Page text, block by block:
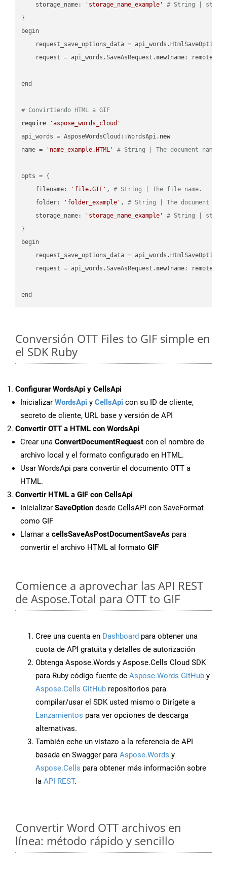
    storage_name:
'storage_name_example'
# String |
}
begin
request_save_options_data =
    request = api_words.SaveAsRequest.
new(name:
end
# Convirtiendo HTML a GIF
require
'aspose_words_cloud'
api_words = AsposeWordsCloud::WordsApi. new
name =
'name_example.HTML' # String | The document name.
opts = {
    filename:
'file.GIF' , # String | The file name.
    folder:
'folder_example' , # String | The document
    storage_name:
'storage_name_example'
# String |
}
begin
request_save_options_data =
    request = api_words.SaveAsRequest.
new(name:
Conversión OTT Files to GIF simple en
el SDK Ruby
Configurar WordsApi y CellsApi
Inicializar WordsApi y CellsApi con su ID de cliente,
secreto de cliente, URL base y versión de API
Convertir OTT a HTML con WordsApi
Crear una ConvertDocumentRequest con el nombre de
archivo local y el formato configurado en HTML.
Usar WordsApi para convertir el documento OTT a
HTML.
Convertir HTML a GIF con CellsApi
Inicializar SaveOption desde CellsAPI con SaveFormat
como GIF
Llamar a cellsSaveAsPostDocumentSaveAs para
convertir el archivo HTML al formato GIF
Comience a aprovechar las API REST
de Aspose.Total para OTT to GIF
Cree una cuenta en Dashboard para obtener una
cuota de API gratuita y detalles de autorización
Obtenga Aspose.Words y Aspose.Cells Cloud SDK
para Ruby código fuente de Aspose.Words GitHub y
Aspose.Cells GitHub repositorios para
compilar/usar el SDK usted mismo o Dirígete a
Lanzamientos para ver opciones de descarga
alternativas.
También eche un vistazo a la referencia de API
basada en Swagger para Aspose.Words y
Aspose.Cells para obtener más información sobre
la API REST.
Convertir Word OTT archivos en
línea: método rápido y sencillo